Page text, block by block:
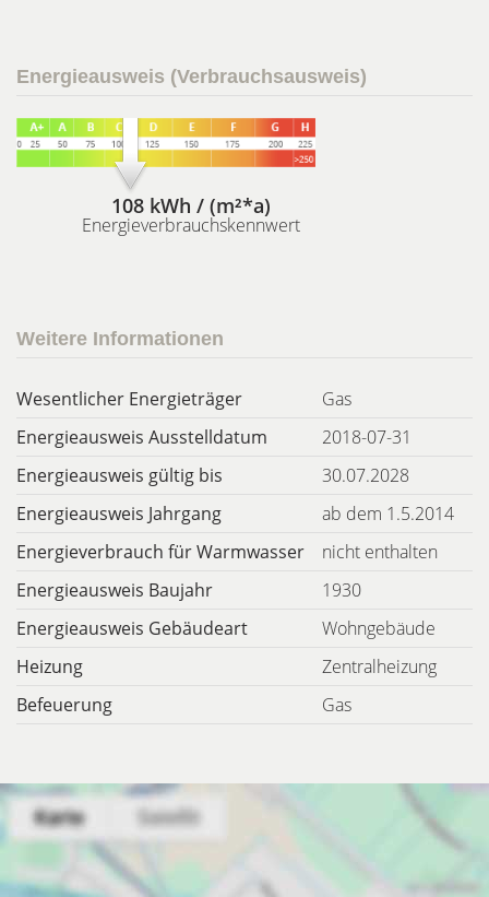
Energieausweis (Verbrauchsausweis)
108 kWh / (m²*a)
Energieverbrauchskennwert
Weitere Informationen
Wesentlicher Energieträger
Gas
Energieausweis Ausstelldatum
2018-07-31
Energieausweis gültig bis
30.07.2028
Energieausweis Jahrgang
ab dem 1.5.2014
Energieverbrauch für Warmwasser
nicht enthalten
Energieausweis Baujahr
1930
Energieausweis Gebäudeart
Wohngebäude
Heizung
Zentralheizung
Befeuerung
Gas